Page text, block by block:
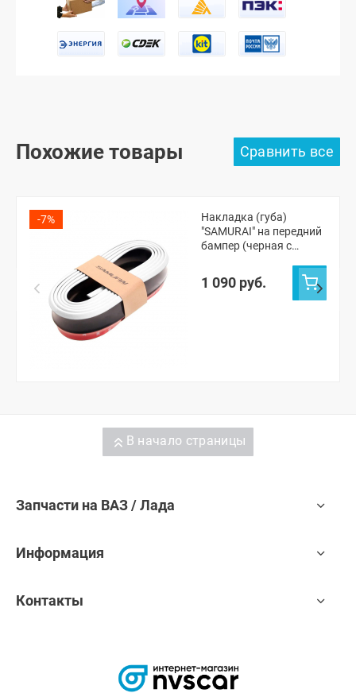
Похожие товары
-7%
Накладка (губа)
"SAMURAI" на передний
бампер (черная с
1 090 руб.
В начало страницы
Запчасти на ВАЗ / Лада
Информация
Контакты